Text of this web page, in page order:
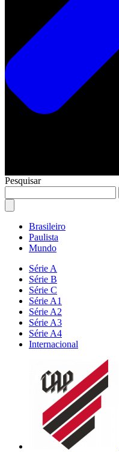
Pesquisar
Brasileiro
Paulista
Mundo
Série A
Série B
Série C
Série A1
Série A2
Série A3
Série A4
Internacional